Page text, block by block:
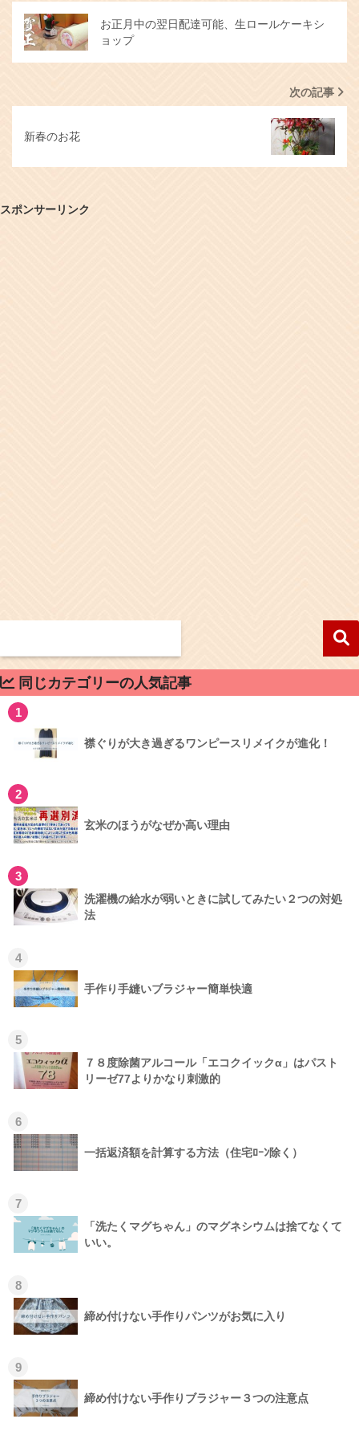
お正月中の翌日配達可能、生ロールケーキシ
ョップ
次の記事
新春のお花
スポンサーリンク
同じカテゴリーの人気記事
1
襟ぐりが大き過ぎるワンピースリメイクが進化！
2
玄米のほうがなぜか高い理由
3
洗濯機の給水が弱いときに試してみたい２つの対処
法
4
手作り手縫いブラジャー簡単快適
5
７８度除菌アルコール「エコクイックα」はパスト
リーゼ77よりかなり刺激的
6
一括返済額を計算する方法（住宅ﾛｰﾝ除く）
7
「洗たくマグちゃん」のマグネシウムは捨てなくて
いい。
8
締め付けない手作りパンツがお気に入り
9
締め付けない手作りブラジャー３つの注意点